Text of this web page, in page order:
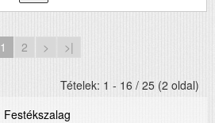
1 2 > >|
Tételek: 1 - 16 / 25 (2 oldal)
Festékszalag